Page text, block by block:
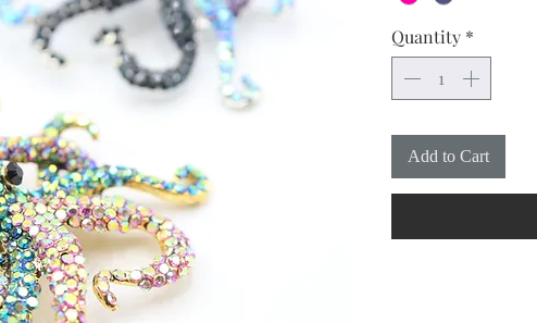
Quantity *
Add to Cart